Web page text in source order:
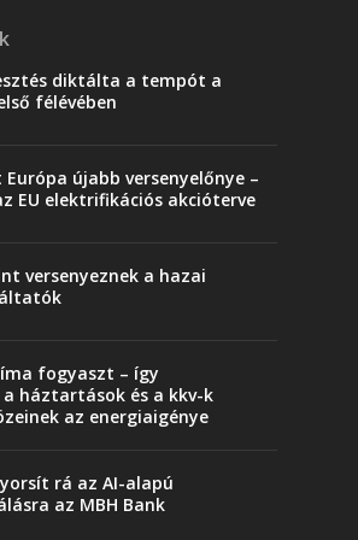
diktálta a tempót a
félévében
újabb versenyelőnye –
EU elektrifikációs akcióterve
versenyeznek a hazai
fogyaszt – így
háztartások és a kkv-k
az energiaigénye
rá az AI-alapú
az MBH Bank